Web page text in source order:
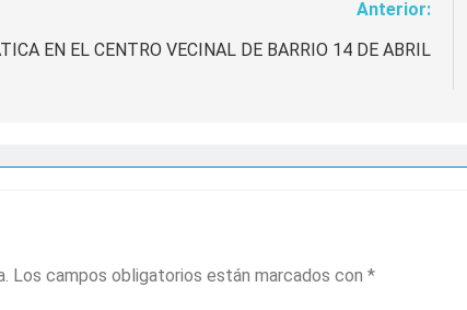
Anterior:
EN EL CENTRO VECINAL DE BARRIO 14 DE ABRIL
Los campos obligatorios están marcados con *